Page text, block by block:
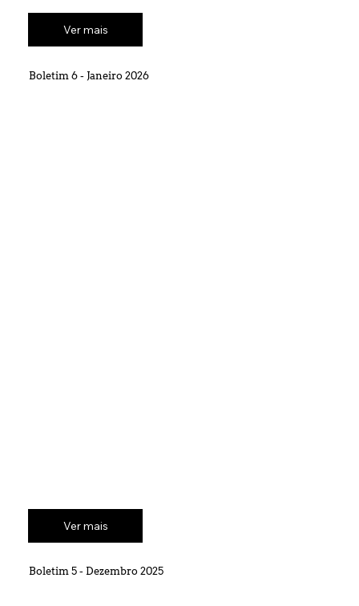
Ver mais
Boletim 6 - Janeiro 2026
Ver mais
Boletim 5 - Dezembro 2025